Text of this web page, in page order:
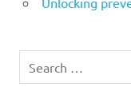
for: